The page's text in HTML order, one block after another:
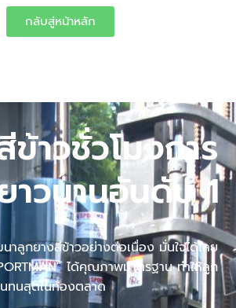
กลับสู่หน้าหลัก
าวชั่วโมงการ
าวนานอันดับ 1
ลูกยางสีข้าวอย่างต่อเนื่อง มั่นใจได้เลย
ได้คุณภาพมาตรฐาน ทำให้ลูก
ทนสุดในท้องตลาด